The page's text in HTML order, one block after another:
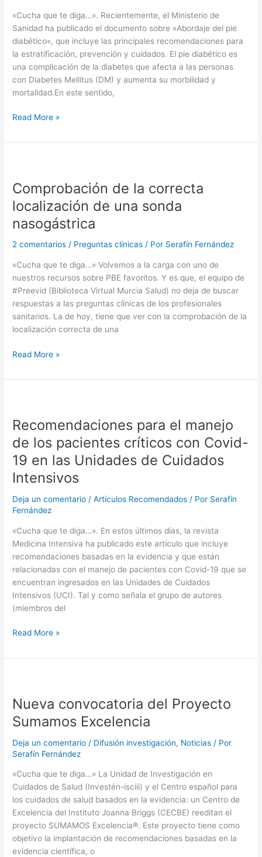
sencilla
«Cucha que te diga…». Recientemente, el Ministerio de
Sanidad ha publicado el documento sobre «Abordaje del pie
diabético«, que incluye las principales recomendaciones para
la estratificación, prevención y cuidados. El pie diabético es
una complicación de la diabetes que afecta a las personas
con Diabetes Mellitus (DM) y aumenta su morbilidad y
mortalidad.En este sentido,
Abordaje
pie
Read More »
Comprobación de la correcta
localización de una sonda
nasogástrica
2 comentarios / Preguntas clínicas / Por Serafín Fernández
«Cucha que te diga…» Volvemos a la carga con uno de
nuestros recursos sobre PBE favoritos. Y es que, el equipo de
#Preevid (Biblioteca Virtual Murcia Salud) no deja de buscar
respuestas a las preguntas clínicas de los profesionales
sanitarios. La de hoy, tiene que ver con la comprobación de la
localización correcta de una
Comprobación
la
de
una
sonda
nasogástrica
Read More »
Recomendaciones para el manejo
de los pacientes críticos con Covid-
19 en las Unidades de Cuidados
Intensivos
Deja un comentario /Artículos Recomendados / Por Serafín
Fernández
«Cucha que te diga…». En estos últimos días, la revista
Medicina Intensiva ha publicado este artículo que incluye
recomendaciones basadas en la evidencia y que están
relacionadas con el manejo de pacientes con Covid-19 que se
encuentran ingresados en las Unidades de Cuidados
Intensivos (UCI). Tal y como señala el grupo de autores
(miembros del
Recomendaciones
el
los
pacientes
críticos
Covid-
en
las
Unidades
de
Cuidados
Intensivos
Read More »
Nueva convocatoria del Proyecto
Sumamos Excelencia
Deja un comentario / Difusión investigación, Noticias / Por
Serafín Fernández
«Cucha que te diga…» La Unidad de Investigación en
Cuidados de Salud (Investén-isciii) y el Centro español para
los cuidados de salud basados en la evidencia: un Centro de
Excelencia del Instituto Joanna Briggs (CECBE) reeditan el
proyecto SUMAMOS Excelencia®. Este proyecto tiene como
objetivo la implantación de recomendaciones basadas en la
evidencia científica, o